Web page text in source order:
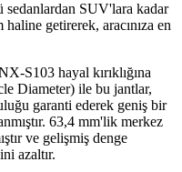
SUV'lara kadar
getirerek, aracınıza en
S103 hayal kırıklığına
Diameter) ile bu jantlar,
garanti ederek geniş bir
63,4 mm'lik merkez
ve gelişmiş denge
azaltır.